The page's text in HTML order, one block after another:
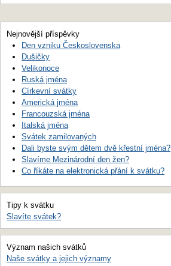
Nejnovější příspěvky
Den vzniku Československa
Dušičky
Velikonoce
Ruská jména
Církevní svátky
Americká jména
Francouzská jména
Italská jména
Svátek zamilovaných
Dali byste svým dětem dvě křestní jména?
Slavíme Mezinárodní den žen?
Co říkáte na elektronická přání k svátku?
Tipy k svátku
Slavíte svátek?
Význam našich svátků
Naše svátky a jejich významy